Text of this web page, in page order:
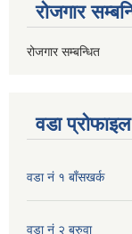
रोजगार
रोजगार सम्बन्धित
वडा प्रोफाइल
वडा नं १ बाँसखर्क
वडा नं २ बरुवा